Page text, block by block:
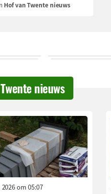
Hof van Twente nieuws
nieuws
om 05:07